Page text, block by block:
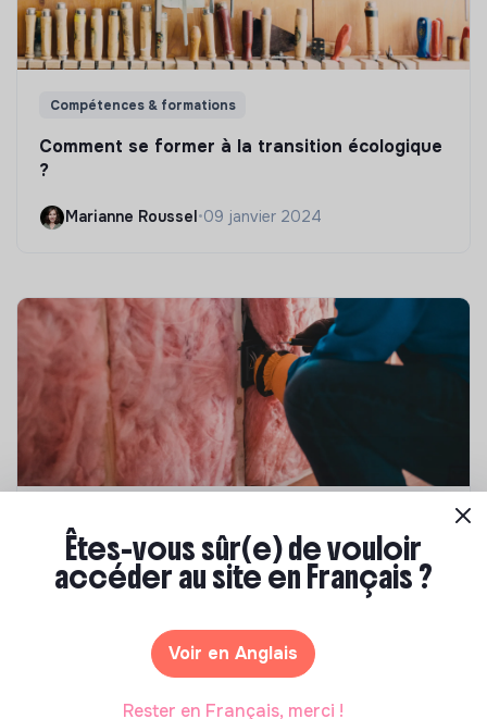
Compétences & formations
Comment se former à la transition écologique
?
Marianne Roussel •09 janvier 2024
Top 8 des formations en rénovation
énergétique des bâtiments
Marianne Roussel•21 janvier 2025
Êtes-vous sûr(e) de vouloir
accéder au site en Français ?
Voir en Anglais
Rester en Français, merci !